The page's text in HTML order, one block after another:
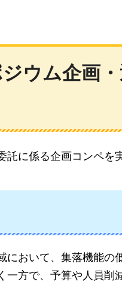
ウム企画
に係る企画コンペを
おいて、集落機能の
方で、予算や人員削